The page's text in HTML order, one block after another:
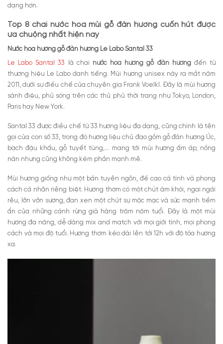
dạng hơn.
Top 8 chai nước hoa mùi gỗ đàn hương cuốn hút được
ưa chuộng nhất hiện nay
Nước hoa hương gỗ đàn hương Le Labo Santal 33
Le Labo Santal 33 là chai nước hoa hương gỗ đàn hươngđến từ
thương hiệu Le Labo danh tiếng. Mùi hương unisex này ra mắt năm
2011, dưới sự điều chế của chuyên gia Frank Voelkl. Đây là mùi hương
sành điệu, phủ sóng trên các thủ phủ thời trang như Tokyo, London,
Paris hay New York.
Santal 33 được điều chế từ 33 hương liệu đa dạng, cũng chính là tên
gọi của con số 33, trong đó hương liệu chủ đạo gồm gỗ đàn hương Úc,
bạch đậu khấu, gỗ tuyết tùng,… mang tới mùi hương ấm áp, nồng
nàn nhưng cũng không kém phần mạnh mẽ.
Mùi hương giống như một bản tuyên ngôn, đề cao cá tính và phong
cách cá nhân riêng biệt. Hương thơm có một chút ám khói, ngai ngái
rêu, lởn vởn sương, đan xen một chút sự mộc mạc và sức mạnh tiềm
ẩn của những cánh rừng già hàng trăm năm tuổi. Đây là một mùi
hương đa năng, dễ dàng mix and match với mọi giới tính, mọi phong
cách và mọi độ tuổi. Hương thơm kéo dài lên tới 12h với độ tỏa hương
xa.